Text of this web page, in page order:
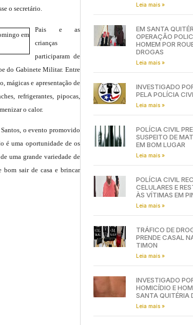
o secretário.
Pais e as
crianças
participaram de
do Gabinete Militar. Entre
mágicas e apresentação de
refrigerantes, pipocas,
o calor.
o evento promovido
é uma oportunidade de os
uma grande variedade de
bom sair de casa e brincar
Leia mais »
EM SANTA
OPERAÇÃO
HOMEM POR
DROGAS
Leia mais »
INVESTIGADO
PELA POLÍCIA
Leia mais »
POLÍCIA CIVIL
SUSPEITO DE
EM BOM LUGAR
Leia mais »
POLÍCIA CIVIL
CELULARES E
ÀS VÍTIMAS EM
Leia mais »
TRÁFICO DE
PRENDE CASAL
TIMON
Leia mais »
INVESTIGADO
HOMICÍDIO E
SANTA QUITÉRIA
Leia mais »